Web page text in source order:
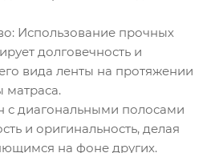
Использование прочных
долговечность и
вида ленты на протяжении
матраса.
с диагональными полосами
и оригинальность, делая
на фоне других.